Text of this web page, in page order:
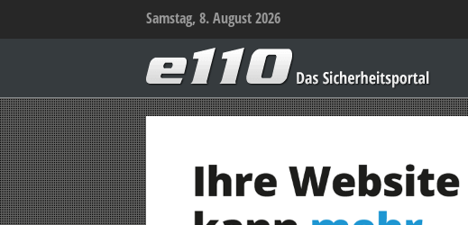
Samstag, 8. August 2026
–
Das
Sicherheitsportal